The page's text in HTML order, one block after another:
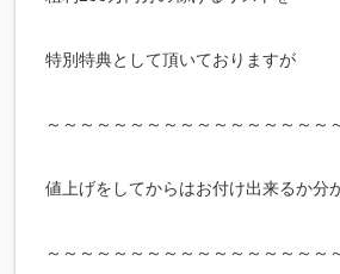
特別特典として頂いておりますが
～～～～～～～～～～～～～～～～～
値上げをしてからはお付け出来るか分
～～～～～～～～～～～～～～～～～